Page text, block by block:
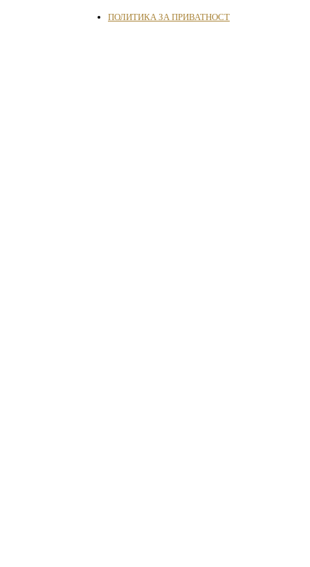
ПОЛИТИКА ЗА ПРИВАТНОСТ